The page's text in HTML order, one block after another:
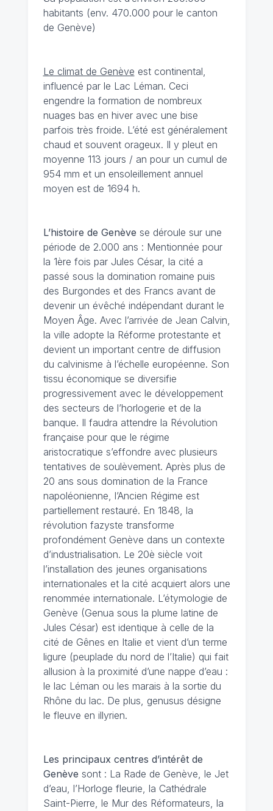
habitants (env. 470.000 pour le canton
de Genève)
Le climat de Genève est continental,
influencé par le Lac Léman. Ceci
engendre la formation de nombreux
nuages bas en hiver avec une bise
parfois très froide. L’été est généralement
chaud et souvent orageux. Il y pleut en
moyenne 113 jours / an pour un cumul de
954 mm et un ensoleillement annuel
moyen est de 1694 h.
L’histoire de Genève se déroule sur une
période de 2.000 ans : Mentionnée pour
la 1ère fois par Jules César, la cité a
passé sous la domination romaine puis
des Burgondes et des Francs avant de
devenir un évêché indépendant durant le
Moyen Âge. Avec l’arrivée de Jean Calvin,
la ville adopte la Réforme protestante et
devient un important centre de diffusion
du calvinisme à l’échelle européenne. Son
tissu économique se diversifie
progressivement avec le développement
des secteurs de l’horlogerie et de la
banque. Il faudra attendre la Révolution
française pour que le régime
aristocratique s’effondre avec plusieurs
tentatives de soulèvement. Après plus de
20 ans sous domination de la France
napoléonienne, l’Ancien Régime est
partiellement restauré. En 1848, la
révolution fazyste transforme
profondément Genève dans un contexte
d’industrialisation. Le 20è siècle voit
l’installation des jeunes organisations
internationales et la cité acquiert alors une
renommée internationale. L’étymologie de
Genève (Genua sous la plume latine de
Jules César) est identique à celle de la
cité de Gênes en Italie et vient d’un terme
ligure (peuplade du nord de l’Italie) qui fait
allusion à la proximité d’une nappe d’eau :
le lac Léman ou les marais à la sortie du
Rhône du lac. De plus, genusus désigne
le fleuve en illyrien.
Les principaux centres d’intérêt de
Genève sont : La Rade de Genève, le Jet
d’eau, l’Horloge fleurie, la Cathédrale
Saint-Pierre, le Mur des Réformateurs, la